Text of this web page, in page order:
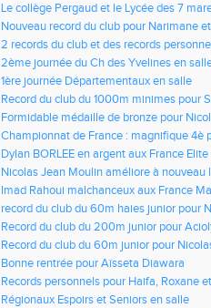
Le collège Pergaud et le Lycée des 7
champions de France UNSS
Nouveau record du club pour Narimane
personnels pour les cadets -juniors
2 records du club et des records
Régionnal en salle à Eaubonne
2ème journée du Ch des Yvelines en
1ère journée Départementaux en salle
Record du club du 1000m minimes pour
Formidable médaille de bronze pour
60m haies
Championnat de France : magnifique 4è
pour Nicolas Jean MOULIN
Dylan BORLEE en argent aux France Elite
Nicolas Jean Moulin améliore à nouveau
60m haies
Imad Rahoui malchanceux aux France
record du club du 60m haies junior pour
Record du club du 200m junior pour
Record du club du 60m junior pour
Bonne rentrée pour Aïsseta Diawara
Records personnels pour Haifa, Roxane
Régionaux Espoirs et Seniors en salle